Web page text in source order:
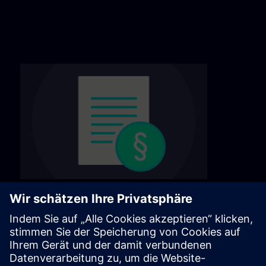
Termos e condições gerais
Encontre nossos termos e condições gerais na
página a seguir.